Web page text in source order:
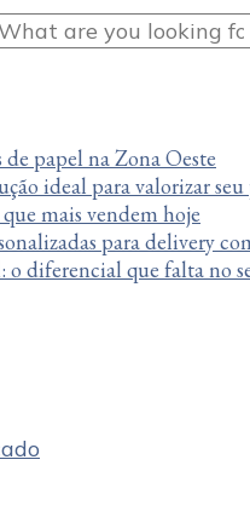
papel na Zona Oeste
ideal para valorizar
mais vendem hoje
para delivery
o diferencial que falta no